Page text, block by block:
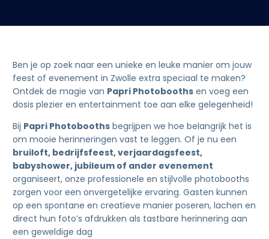
Ben je op zoek naar een unieke en leuke manier om jouw
feest of evenement in Zwolle extra speciaal te maken?
Ontdek de magie van Papri Photobooths en voeg een
dosis plezier en entertainment toe aan elke gelegenheid!
Bij Papri Photobooths begrijpen we hoe belangrijk het is
om mooie herinneringen vast te leggen. Of je nu een
bruiloft, bedrijfsfeest, verjaardagsfeest,
babyshower, jubileum of ander evenement
organiseert, onze professionele en stijlvolle photobooths
zorgen voor een onvergetelijke ervaring. Gasten kunnen
op een spontane en creatieve manier poseren, lachen en
direct hun foto’s afdrukken als tastbare herinnering aan
een geweldige dag